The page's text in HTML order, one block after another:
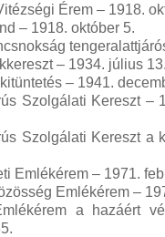
Érem – 1918.
– 1918. október 5.
– 1934. július 13.
– 1941.
Szolgálati Kereszt –
Szolgálati Kereszt a
Emlékérem – 1971.
Emlékérem –
a hazáért